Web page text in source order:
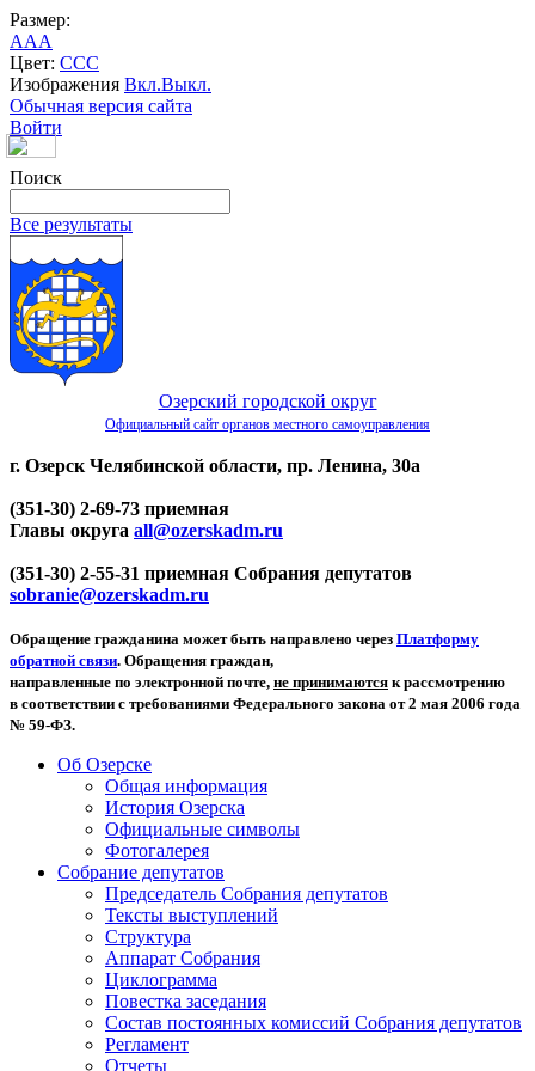
Размер:
AAA
Цвет: CCC
Изображения Вкл.Выкл.
Обычная версия сайта
Войти
Поиск
Все результаты
Озерский городской округ
Официальный сайт органов местного самоуправления
г. Озерск Челябинской области, пр. Ленина, 30а
(351-30) 2-69-73 приемная
Главы округа all@ozerskadm.ru
(351-30) 2-55-31 приемная Собрания депутатов
sobranie@ozerskadm.ru
Обращение гражданина может быть направлено через Платформу
обратной связи. Обращения граждан,
направленные по электронной почте, не принимаются к рассмотрению
в соответствии с требованиями Федерального закона от 2 мая 2006 года
№ 59-ФЗ.
Об Озерске
Общая информация
История Озерска
Официальные символы
Фотогалерея
Собрание депутатов
Председатель Собрания депутатов
Тексты выступлений
Структура
Аппарат Собрания
Циклограмма
Повестка заседания
Состав постоянных комиссий Собрания депутатов
Регламент
Отчеты